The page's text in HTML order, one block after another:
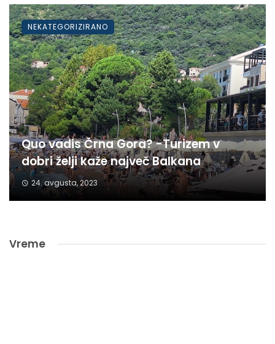
Quo vadis Črna Gora? -Turizem v
dobri želji kaže največ Balkana
24. avgusta, 2023
NEKATEGORIZIRANO
Vreme